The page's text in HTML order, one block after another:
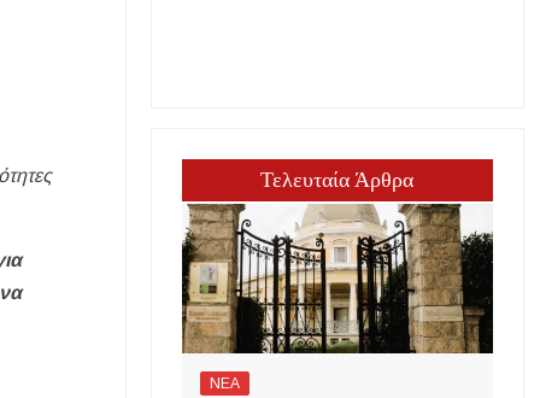
Τελευταία Άρθρα
ΝΕΑ